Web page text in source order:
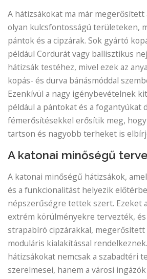
A hátizsákokat ma már
olyan kulcsfontosságú területeken,
pántok és a cipzárak. Sok gyártó
például Cordurát vagy ballisztikus
hátizsák testéhez, mivel ezek az
kopás- és durva bánásmóddal
Ezenkívül a nagy igénybevételnek
például a pántokat és a fogantyúkat
fémerősítésekkel erősítik meg,
tartson és nagyobb terheket is
A katonai minőségű
A katonai minőségű hátizsákok,
és a funkcionalitást helyezik
népszerűségre tettek szert. Ezeket
extrém körülményekre tervezték,
strapabíró cipzárakkal, megerősített
moduláris kialakítással
hátizsákokat nemcsak a szabadtéri
szerelmesei, hanem a városi